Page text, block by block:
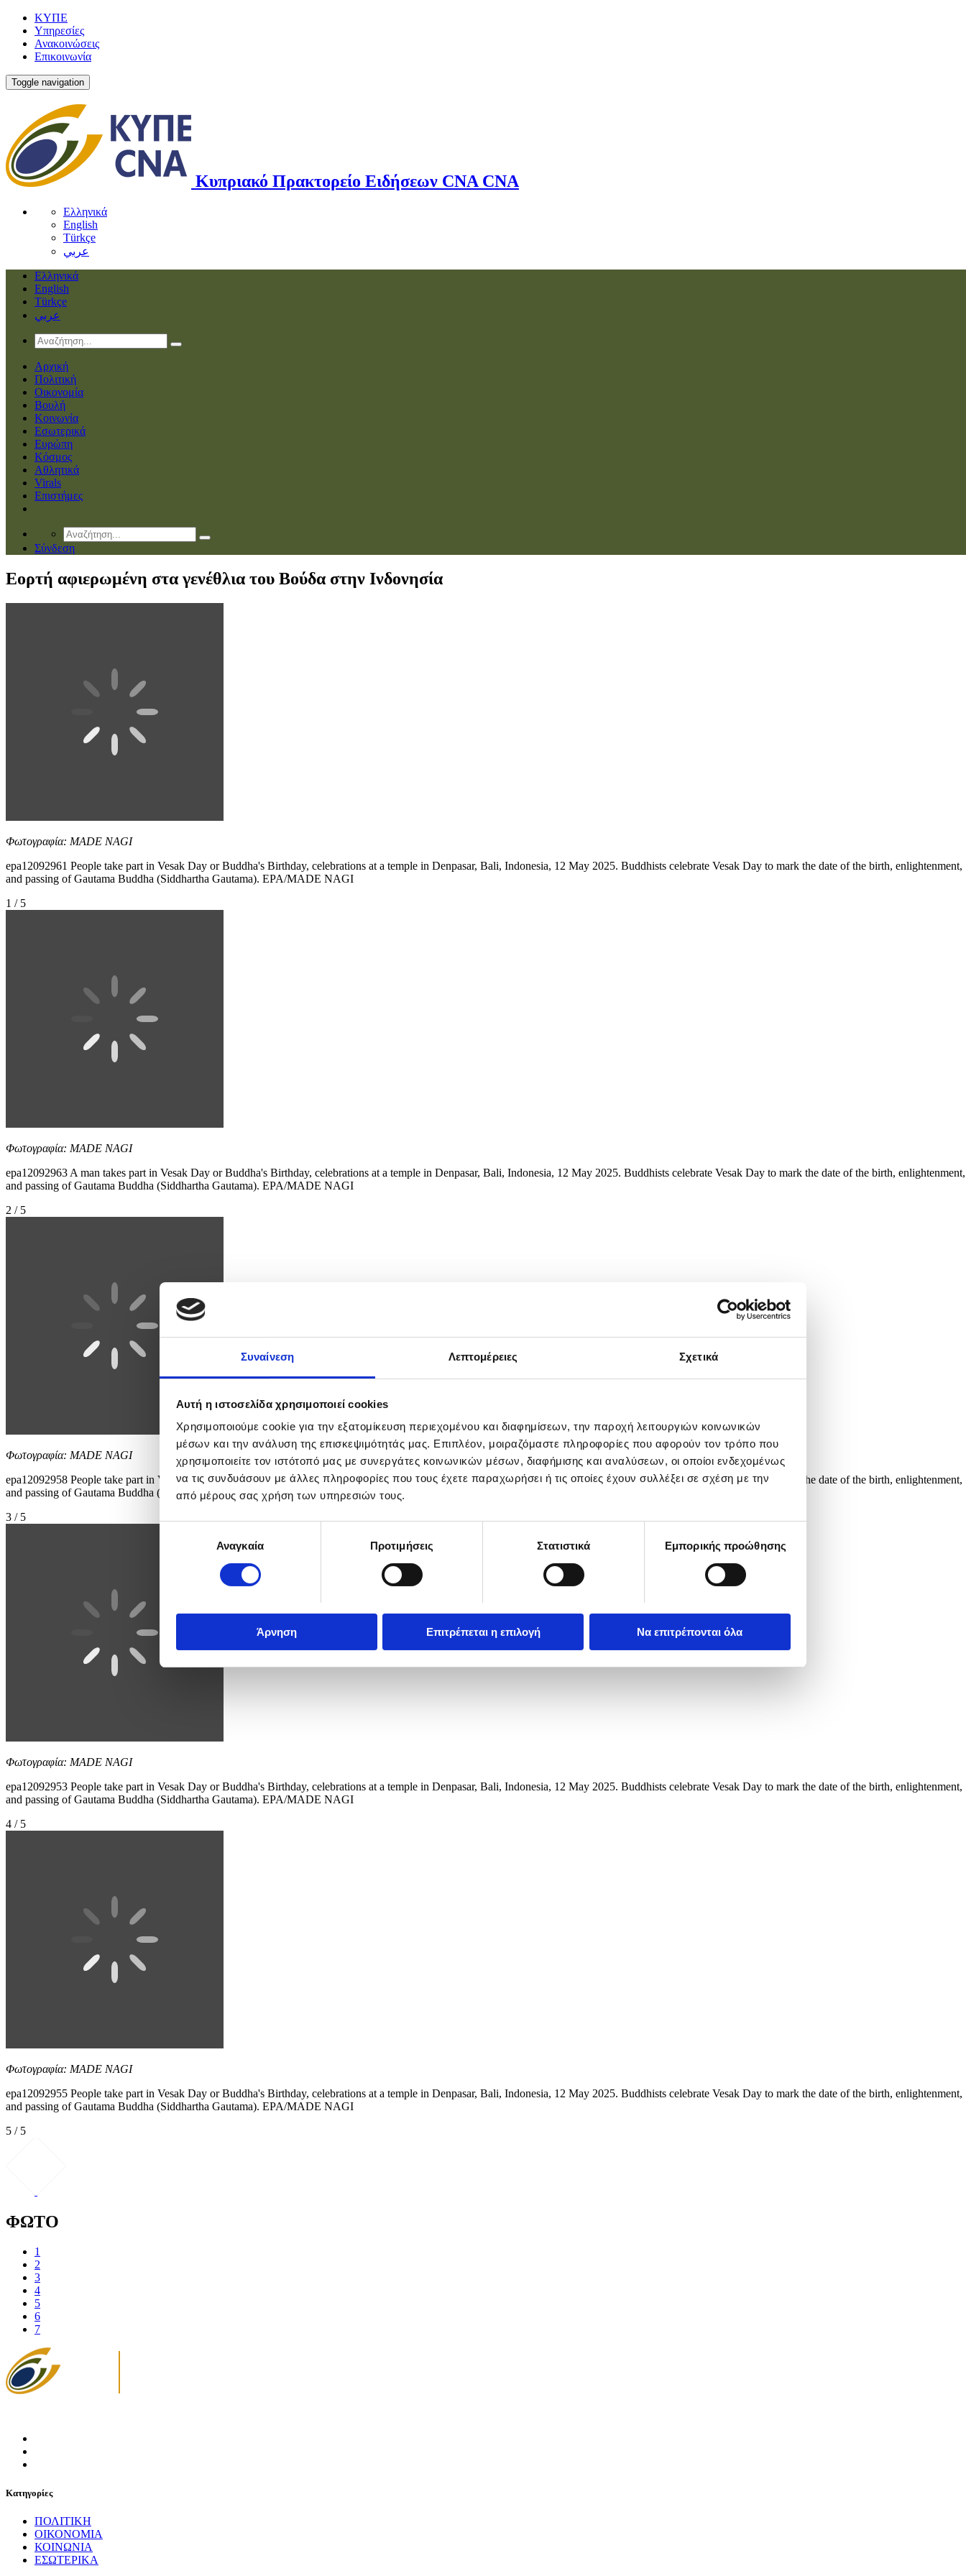
Συναίνεση Λεπτομέρειες Σχετικά
Αυτή η ιστοσελίδα χρησιμοποιεί cookies
Χρησιμοποιούμε cookie για την εξατομίκευση περιεχομένου και διαφημίσεων, την παροχή λειτουργιών κοινωνικών
μέσων και την ανάλυση της επισκεψιμότητάς μας. Επιπλέον, μοιραζόμαστε πληροφορίες που αφορούν τον τρόπο που
χρησιμοποιείτε τον ιστότοπό μας με συνεργάτες κοινωνικών μέσων, διαφήμισης και αναλύσεων, οι οποίοι ενδεχομένως
να τις συνδυάσουν με άλλες πληροφορίες που τους έχετε παραχωρήσει ή τις οποίες έχουν συλλέξει σε σχέση με την
από μέρους σας χρήση των υπηρεσιών τους.
συγκατάθεσηςΑναγκαία Προτιμήσεις Στατιστικά Εμπορικής προώθησης
Άρνηση Επιτρέπεται η επιλογή Να επιτρέπονται όλα
ΚΥΠΕ
Υπηρεσίες
Ανακοινώσεις
Επικοινωνία
Toggle navigation
Κυπριακό Πρακτορείο Ειδήσεων CNA CNA
Ελληνικά
English
Türkçe
عربي
Ελληνικά
English
Türkçe
عربي
Αρχική
Πολιτική
Οικονομία
Βουλή
Κοινωνία
Εσωτερικά
Ευρώπη
Κόσμος
Αθλητικά
Virals
Επιστήμες
Σύνδεση
Εορτή αφιερωμένη στα γενέθλια του Βούδα στην Ινδονησία
Φωτογραφία: MADE NAGI
epa12092961 People take part in Vesak Day or Buddha's Birthday, celebrations at a temple in Denpasar, Bali, Indonesia, 12 May 2025. Buddhists celebrate Vesak Day to mark the date of the birth, enlightenment,
and passing of Gautama Buddha (Siddhartha Gautama). EPA/MADE NAGI
1 / 5
Φωτογραφία: MADE NAGI
epa12092963 A man takes part in Vesak Day or Buddha's Birthday, celebrations at a temple in Denpasar, Bali, Indonesia, 12 May 2025. Buddhists celebrate Vesak Day to mark the date of the birth, enlightenment,
and passing of Gautama Buddha (Siddhartha Gautama). EPA/MADE NAGI
2 / 5
Φωτογραφία: MADE NAGI
epa12092958 People take part in Vesak Day or Buddha's Birthday, celebrations at a temple in Denpasar, Bali, Indonesia, 12 May 2025. Buddhists celebrate Vesak Day to mark the date of the birth, enlightenment,
and passing of Gautama Buddha (Siddhartha Gautama). EPA/MADE NAGI
3 / 5
Φωτογραφία: MADE NAGI
epa12092953 People take part in Vesak Day or Buddha's Birthday, celebrations at a temple in Denpasar, Bali, Indonesia, 12 May 2025. Buddhists celebrate Vesak Day to mark the date of the birth, enlightenment,
and passing of Gautama Buddha (Siddhartha Gautama). EPA/MADE NAGI
4 / 5
Φωτογραφία: MADE NAGI
epa12092955 People take part in Vesak Day or Buddha's Birthday, celebrations at a temple in Denpasar, Bali, Indonesia, 12 May 2025. Buddhists celebrate Vesak Day to mark the date of the birth, enlightenment,
and passing of Gautama Buddha (Siddhartha Gautama). EPA/MADE NAGI
5 / 5
ΦΩΤΟ
1
2
3
4
5
6
7
Κατηγορίες
ΠΟΛΙΤΙΚΗ
ΟΙΚΟΝΟΜΙΑ
ΚΟΙΝΩΝΙΑ
ΕΣΩΤΕΡΙΚΑ